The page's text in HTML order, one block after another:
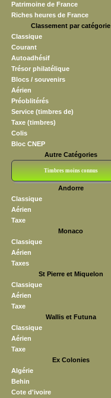
Patrimoine de France
Riches heures de France
Classement par catégorie
Classique
Courant
Autoadhésif
Trésor philatélique
Blocs / souvenirs
Aérien
Préoblitérés
Service (timbres de)
Taxe (timbres)
Colis
Bloc CNEP
Autre Catégories
Timbres moins connus
Andorre
Classique
Aérien
Taxe
Monaco
Classique
Aérien
Taxes
St Pierre et Miquelon
Classique
Aérien
Taxe
Wallis et Futuna
Classique
Aérien
Taxe
Ex Colonies
Algérie
Behin
Cote d'ivoire